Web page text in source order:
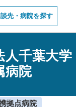
先・病院を探す
人千葉大
病院
拠点病院